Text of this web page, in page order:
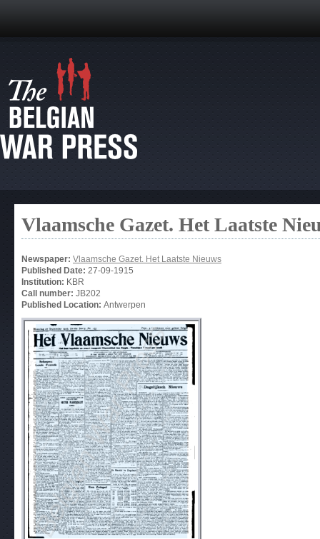
Vlaamsche Gazet. Het Laatste
Newspaper: Vlaamsche Gazet. Het Laatste Nieuws
Published Date: 27-09-1915
Institution: KBR
Call number: JB202
Published Location: Antwerpen